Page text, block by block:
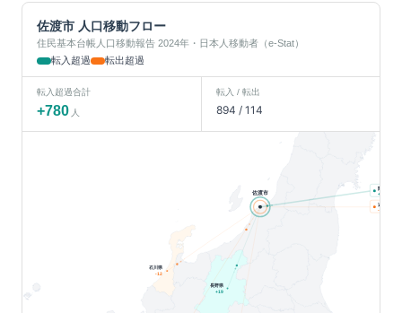
佐渡市 人口移動フロー
住民基本台帳人口移動報告 2024年・日本人移動者（e-Stat）
転入超過
転出超過
転入超過合計
+780 人
転入 / 転出
894 / 114
長野県
+19
石川県
-12
佐渡市
関東
+
近畿
-12